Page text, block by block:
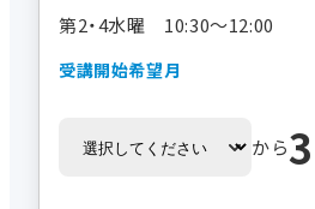
第2・4水曜 10:30～12:00
受講開始希望月
から3